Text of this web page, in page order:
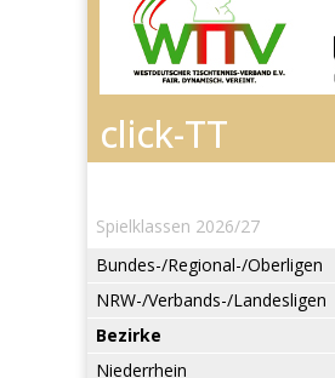
Spielklassen 2026/27
Bundes-/Regional-/Oberligen
NRW-/Verbands-/Landesligen
Bezirke
Niederrhein